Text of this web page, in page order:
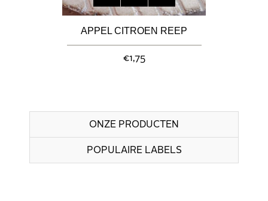
APPEL CITROEN REEP
€1,75
ONZE PRODUCTEN
POPULAIRE LABELS